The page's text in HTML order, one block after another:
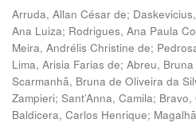
Arruda, Allan César de;
Ana Luiza; Rodrigues, Ana Paula
Meira, Andrélis Christine de;
Lima, Arisia Farias de; Abreu,
Scarmanhã, Bruna de Oliveira da
Zampieri; Sant’Anna, Camila; Bravo,
Baldicera, Carlos Henrique;